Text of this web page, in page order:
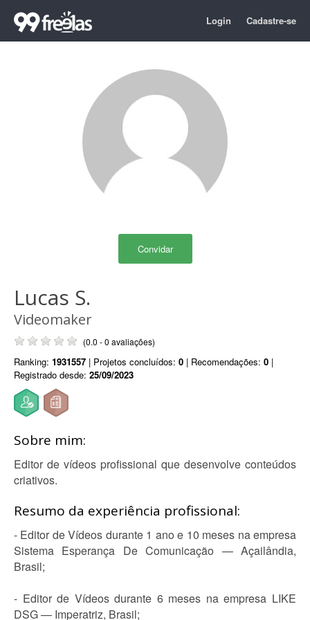
Login Cadastre-se
Convidar
Lucas S.
Videomaker
(0.0 - 0 avaliações)
Ranking: 1931557 | Projetos concluídos: 0 | Recomendações: 0 |
Registrado desde: 25/09/2023
Sobre mim:
Editor de vídeos profissional que desenvolve conteúdos
criativos.
Resumo da experiência profissional:
- Editor de Vídeos durante 1 ano e 10 meses na empresa
Sistema Esperança De Comunicação — Açailândia,
Brasil;
- Editor de Vídeos durante 6 meses na empresa LIKE
DSG — Imperatriz, Brasil;